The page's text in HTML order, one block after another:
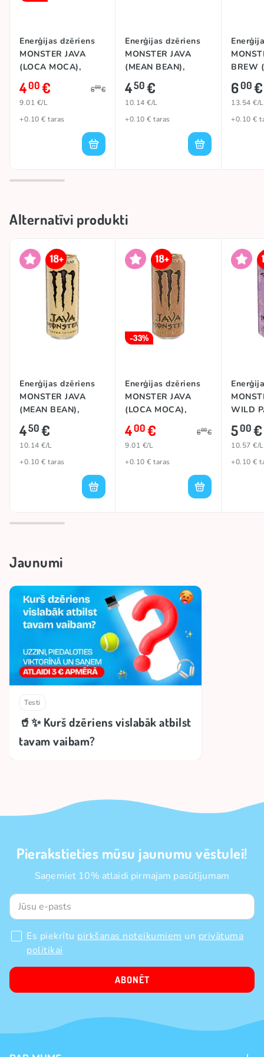
Enerģijas dzēriens
MONSTER JAVA
(LOCA MOCA),
444ml
400€ 600€
9.01 €/L
+0.10 € taras
Enerģijas dzēriens
MONSTER JAVA
(MEAN BEAN),
444ml
450€
10.14 €/L
+0.10 € taras
BREW
600€
13.54 €/L
+0.10 €
Alternatīvi produkti
Enerģijas dzēriens
MONSTER JAVA
(MEAN BEAN),
444ml
450€
10.14 €/L
+0.10 € taras
-33%
Enerģijas dzēriens
MONSTER JAVA
(LOCA MOCA),
444ml
400€ 600€
9.01 €/L
+0.10 € taras
WILD
473ml
500€
10.57 €/L
+0.10 €
Jaunumi
Testi
🥤✨ Kurš dzēriens vislabāk atbilst
tavam vaibam?
Pierakstieties mūsu jaunumu vēstulei!
Saņemiet 10% atlaidi pirmajam pasūtījumam
Es piekrītu pirkšanas noteikumiem un privātuma
politikai
ABONĒT